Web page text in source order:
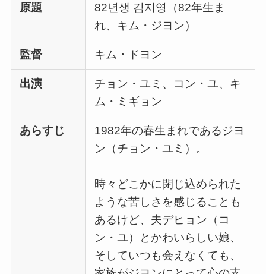
原題
82년생 김지영（82年生ま
れ、キム・ジヨン）
監督 キム・ドヨン
出演
チョン・ユミ、コン・ユ、キ
ム・ミギョン
あらすじ
1982年の春生まれであるジヨ
ン（チョン・ユミ）。
時々どこかに閉じ込められた
ような苦しさを感じることも
あるけど、夫デヒョン（コ
ン・ユ）とかわいらしい娘、
そしていつも会えなくても、